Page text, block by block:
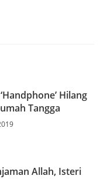
Hilang
Tangga
Allah, Isteri